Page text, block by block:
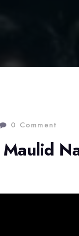
0 Comment
Maulid